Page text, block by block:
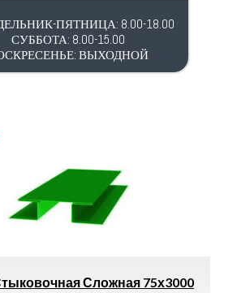
ПЯТНИЦА: 8.00-18.00
СУББОТА: 8.00-15.00
ВЫХОДНОЙ
75х3000
ТОВАР ДНЯ
Водоотводный